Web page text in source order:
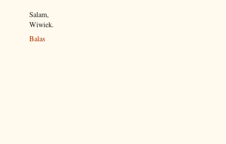
Salam,
Wiwiek.
Balas